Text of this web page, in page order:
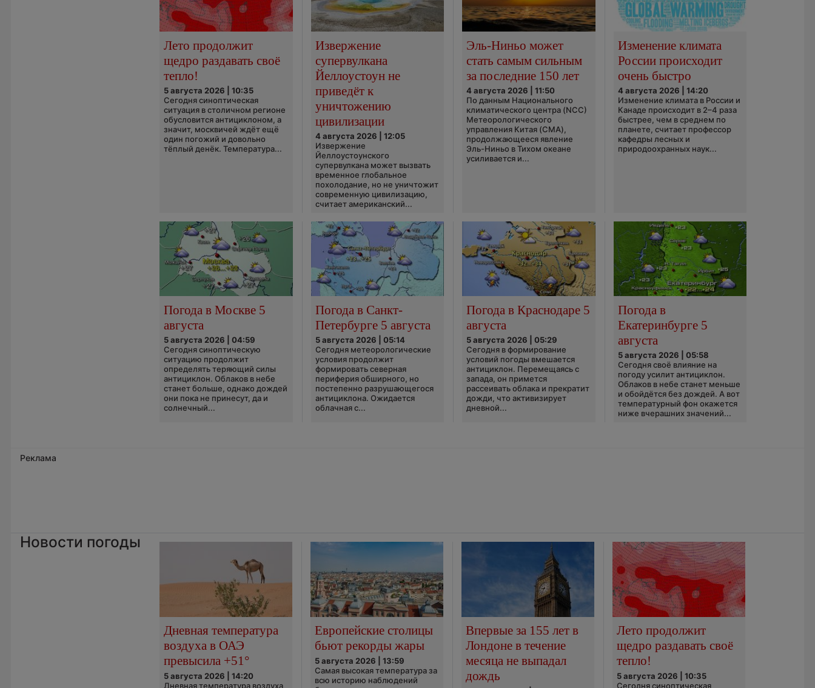
Лето продолжит
щедро раздавать своё
тепло!
5 августа 2026 | 10:35
Сегодня синоптическая
ситуация в столичном регионе
обусловится антициклоном, а
значит, москвичей ждёт ещё
один погожий и довольно
тёплый денёк. Температура...
Извержение
супервулкана
Йеллоустоун не
приведёт к
уничтожению
цивилизации
4 августа 2026 | 12:05
Извержение
Йеллоустоунского
супервулкана может вызвать
временное глобальное
похолодание, но не уничтожит
современную цивилизацию,
считает американский...
Эль-Ниньо может
стать самым сильным
за последние 150 лет
4 августа 2026 | 11:50
По данным Национального
климатического центра (NCC)
Метеорологического
управления Китая (CMA),
продолжающееся явление
Эль-Ниньо в Тихом океане
усиливается и...
Изменение климата
России происходит
очень быстро
4 августа 2026 | 14:20
Изменение климата в России и
Канаде происходит в 2–4 раза
быстрее, чем в среднем по
планете, считает профессор
кафедры лесных и
природоохранных наук...
Погода в Москве 5
августа
5 августа 2026 | 04:59
Сегодня синоптическую
ситуацию продолжит
определять теряющий силы
антициклон. Облаков в небе
станет больше, однако дождей
они пока не принесут, да и
солнечный...
Погода в Санкт-
Петербурге 5 августа
5 августа 2026 | 05:14
Сегодня метеорологические
условия продолжит
формировать северная
периферия обширного, но
постепенно разрушающегося
антициклона. Ожидается
облачная с...
Погода в Краснодаре 5
августа
5 августа 2026 | 05:29
Сегодня в формирование
условий погоды вмешается
антициклон. Перемещаясь с
запада, он примется
рассеивать облака и прекратит
дожди, что активизирует
дневной...
Погода в
Екатеринбурге 5
августа
5 августа 2026 | 05:58
Сегодня своё влияние на
погоду усилит антициклон.
Облаков в небе станет меньше
и обойдётся без дождей. А вот
температурный фон окажется
ниже вчерашних значений...
Реклама
Новости погоды
Дневная температура
воздуха в ОАЭ
превысила +51°
5 августа 2026 | 14:20
Дневная температура воздуха
Европейские столицы
бьют рекорды жары
5 августа 2026 | 13:59
Самая высокая температура за
всю историю наблюдений
Впервые за 155 лет в
Лондоне в течение
месяца не выпадал
дождь
Лето продолжит
щедро раздавать своё
тепло!
5 августа 2026 | 10:35
Сегодня синоптическая